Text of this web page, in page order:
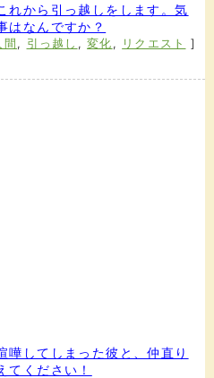
れから引っ越しをします。気
はなんですか？
間 , 引っ越し ,変化 , リクエスト ]
嘩してしまった彼と、仲直り
てください！